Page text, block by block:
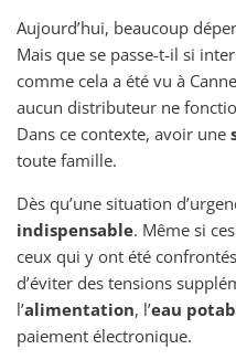
Aujourd’hui, beaucoup
Mais que se passe-t-il si
comme cela a été vu à
aucun distributeur ne
Dans ce contexte, avoir une
toute famille.
Dès qu’une situation
indispensable. Même si
ceux qui y ont été
d’éviter des tensions
l’alimentation, l’eau
paiement électronique.